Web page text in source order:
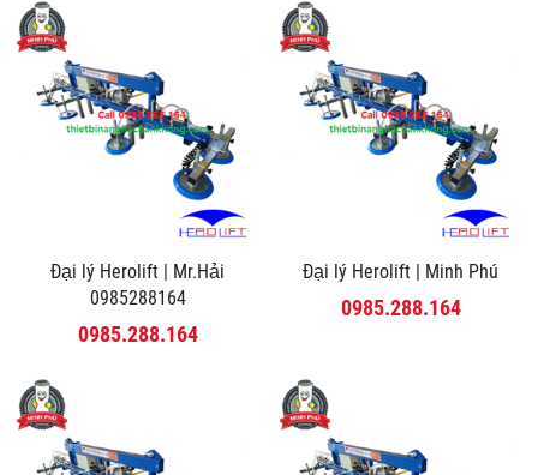
Đại lý Herolift | Mr.Hải
0985288164
0985.288.164
Đại lý Herolift | Minh Phú
0985.288.164